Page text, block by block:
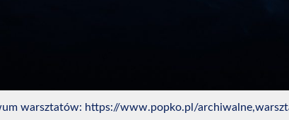
warsztatów: https://www.popko.pl/